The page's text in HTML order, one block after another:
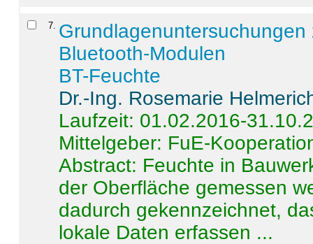
7
Bluetooth-Modulen
BT-Feuchte
Dr.-Ing. Rosemarie
Laufzeit: 01.02.2016-
Mittelgeber: FuE-
Abstract: Feuchte in
der Oberfläche gemessen
dadurch gekennzeichnet,
lokale Daten erfassen ...